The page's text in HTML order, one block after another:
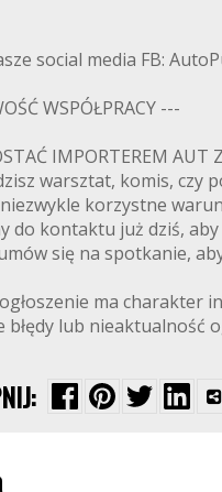
social media FB:
WSPÓŁPRACY ---
IMPORTEREM
warsztat, komis, czy
korzystne
do kontaktu już dziś,
się na spotkanie,
ma charakter
błędy lub nieaktualność